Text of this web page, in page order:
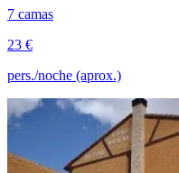
7 camas
23 €
pers./noche (aprox.)